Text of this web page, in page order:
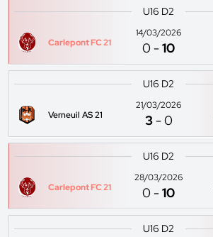
U16 D2
Carlepont FC 21
14/03/2026
0 -10
U16 D2
Verneuil AS 21
21/03/2026
3 -0
U16 D2
Carlepont FC 21
28/03/2026
0 -10
U16 D2